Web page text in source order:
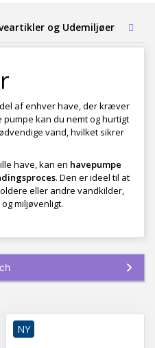
og Udemiljøer
af enhver have, der kræver
pumpe kan du nemt og hurtigt
vand, hvilket sikrer
have, kan en havepumpe
. Den er ideel til at
eller andre vandkilder,
miljøvenligt.
NY